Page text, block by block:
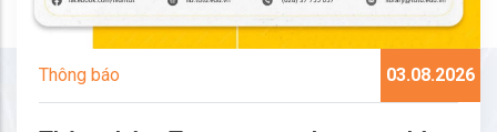
Thông báo 03.08.2026